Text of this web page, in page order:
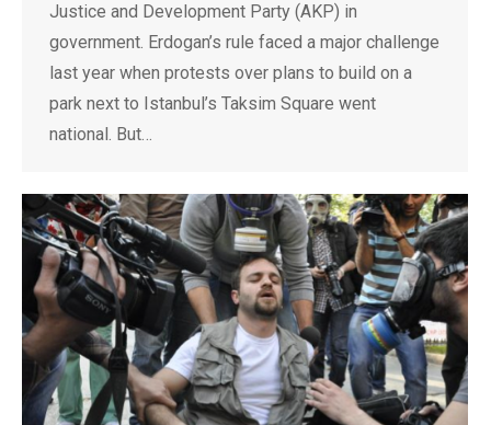
Justice and Development Party (AKP) in
government. Erdogan’s rule faced a major challenge
last year when protests over plans to build on a
park next to Istanbul’s Taksim Square went
national. But…